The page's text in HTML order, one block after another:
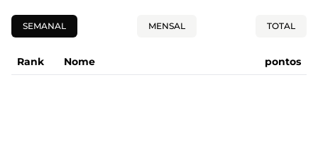
SEMANAL MENSAL TOTAL
Rank Nome pontos